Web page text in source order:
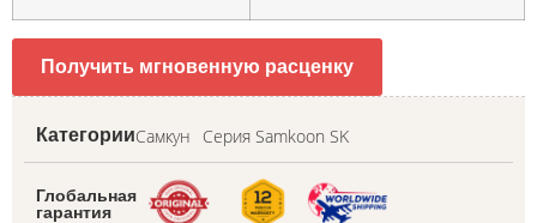
Получить мгновенную расценку
КатегорииСамкун Серия Samkoon SK
Глобальная
гарантия